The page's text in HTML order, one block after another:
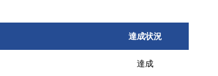
達成状況
達成